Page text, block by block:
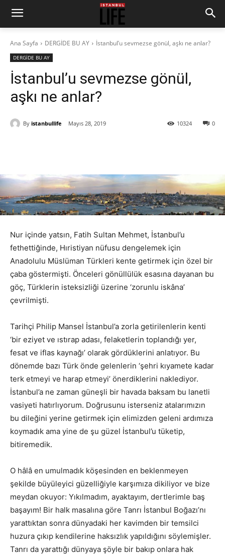
Ana Sayfa DERGİDE BU AY İstanbul’u sevmezse gönül, aşkı ne anlar?
DERGİDE BU AY
İstanbul’u sevmezse gönül,
aşkı ne anlar?
By istanbullife Mayıs 28, 2019 0
10324
Nur içinde yatsın, Fatih Sultan Mehmet, İstanbul’u
fethettiğinde, Hıristiyan nüfusu dengelemek için
Anadolulu Müslüman Türkleri kente getirmek için özel bir
çaba göstermişti. Önceleri gönüllülük esasına dayanan bu
göç, Türklerin isteksizliği üzerine ‘zorunlu iskâna’
çevrilmişti.
Tarihçi Philip Mansel İstanbul’a zorla getirilenlerin kenti
‘bir eziyet ve ıstırap adası, felaketlerin toplandığı yer,
fesat ve iflas kaynağı’ olarak gördüklerini anlatıyor. Bu
dönemde bazı Türk önde gelenlerin ‘şehri kıyamete kadar
terk etmeyi ve harap etmeyi’ önerdiklerini naklediyor.
İstanbul’a ne zaman güneşli bir havada baksam bu lanetli
vasiyeti hatırlıyorum. Doğrusunu isterseniz atalarımızın
bu dileğini yerine getirmek için elimizden geleni ardımıza
koymadık ama yine de şu güzel İstanbul’u tüketip,
bitiremedik.
O hâlâ en umulmadık köşesinden en beklenmeyen
şekilde büyüleyici güzelliğiyle karşımıza dikiliyor ve bize
meydan okuyor: Yıkılmadım, ayaktayım, dertlerimle baş
başayım! Bir halk masalına göre Tanrı İstanbul Boğazı’nı
yarattıktan sonra dünyadaki her kavimden bir temsilci
huzura çıkıp kendilerine haksızlık yapıldığını söylemişler.
Tanrı da yarattığı dünyaya şöyle bir bakıp onlara hak